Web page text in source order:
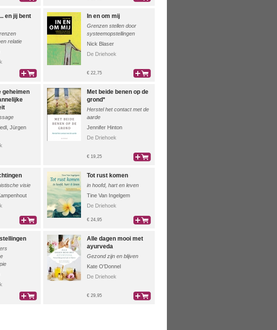
en jij bent
relatie
In en om mij
Grenzen stellen door
systeemopstellingen
Nick Blaser
De Driehoek
€ 22,75
geheimen
Jürgen
Met beide benen op de
grond*
Herstel het contact met de
aarde
Jennifer Hinton
De Driehoek
€ 19,25
visie
Tot rust komen
in hoofd, hart en leven
Tine Van Ingelgem
De Driehoek
€ 24,95
Alle dagen mooi met
ayurveda
Gezond zijn en blijven
Kate O'Donnel
De Driehoek
€ 29,95